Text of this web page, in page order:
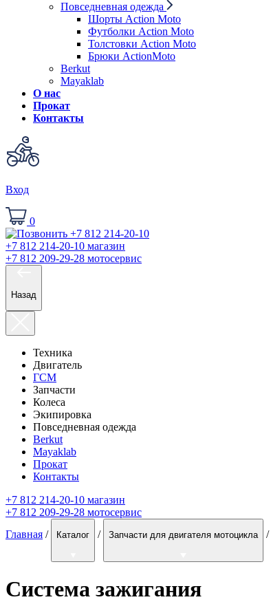
Повседневная одежда
Шорты Action Moto
Футболки Action Moto
Толстовки Action Moto
Брюки ActionMoto
Berkut
Mayaklab
О нас
Прокат
Контакты
Вход
0
+7 812 214-20-10 магазин
+7 812 209-29-28 мотосервис
Назад
Техника
Двигатель
ГСМ
Запчасти
Колеса
Экипировка
Повседневная одежда
Berkut
Mayaklab
Прокат
Контакты
+7 812 214-20-10 магазин
+7 812 209-29-28 мотосервис
Главная / Каталог / Запчасти для двигателя мотоцикла /
Система зажигания